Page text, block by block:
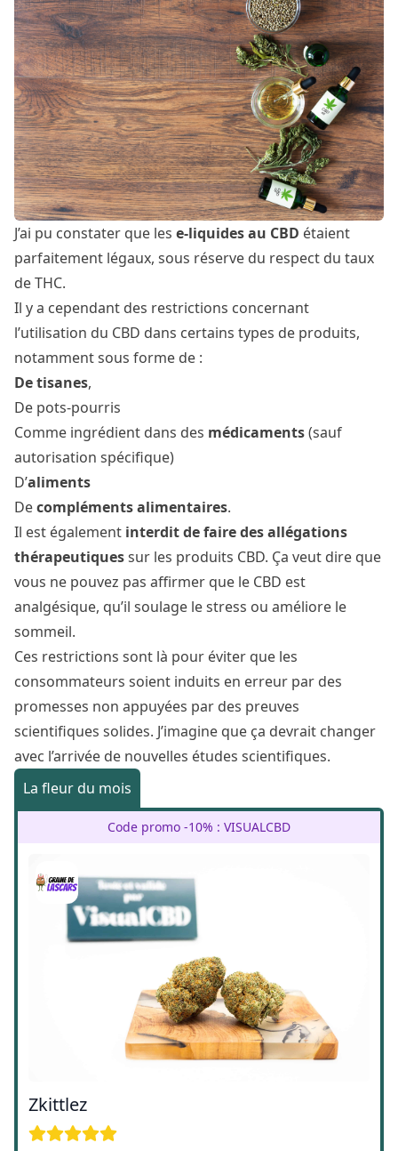
J’ai pu constater que les e-liquides au CBD étaient
parfaitement légaux, sous réserve du respect du taux
de THC.
Il y a cependant des restrictions concernant
l’utilisation du CBD dans certains types de produits,
notamment sous forme de :
De tisanes,
De pots-pourris
Comme ingrédient dans des médicaments(sauf
autorisation spécifique)
D’aliments
Decompléments alimentaires.
Il est également interdit de faire des allégations
thérapeutiquessur les produits CBD. Ça veut dire que
vous ne pouvez pas affirmer que le CBD est
analgésique, qu’il soulage le stress ou améliore le
sommeil.
Ces restrictions sont là pour éviter que les
consommateurs soient induits en erreur par des
promesses non appuyées par des preuves
scientifiques solides. J’imagine que ça devrait changer
avec l’arrivée de nouvelles études scientifiques.
La fleur du mois
Code promo -10% : VISUALCBD
Zkittlez